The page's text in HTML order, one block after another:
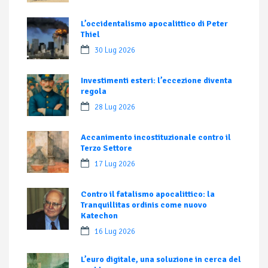
L’occidentalismo apocalittico di Peter
Thiel
30 Lug 2026
Investimenti esteri: l’eccezione diventa
regola
28 Lug 2026
Accanimento incostituzionale contro il
Terzo Settore
17 Lug 2026
Contro il fatalismo apocalittico: la
Tranquillitas ordinis come nuovo
Katechon
16 Lug 2026
L’euro digitale, una soluzione in cerca del